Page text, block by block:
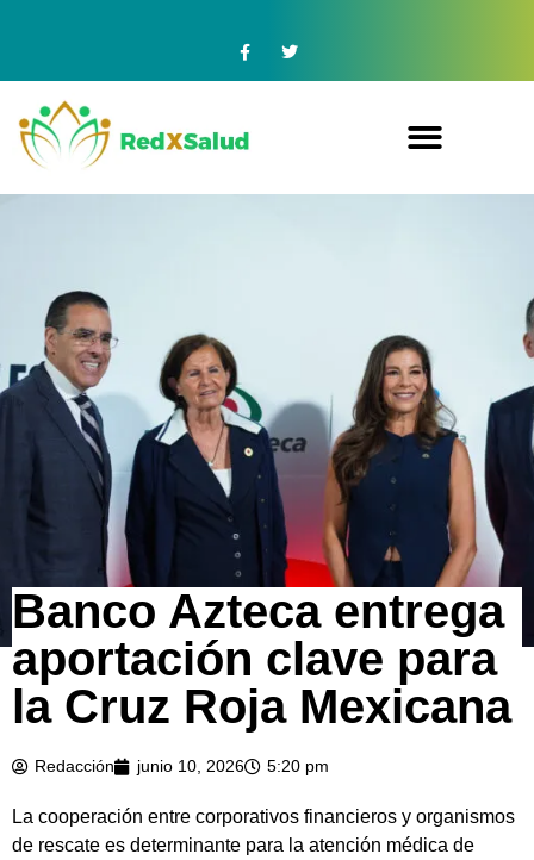
Banco Azteca entrega
aportación clave para
la Cruz Roja Mexicana
Redacción junio 10, 2026 5:20 pm
La cooperación entre corporativos financieros y organismos
de rescate es determinante para la atención médica de